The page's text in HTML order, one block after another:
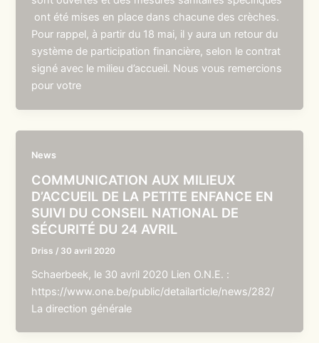
ont été mises en place dans chacune des crèches.
Pour rappel, à partir du 18 mai, il y aura un retour du
système de participation financière, selon le contrat
signé avec le milieu d’accueil. Nous vous remercions
pour votre
News
COMMUNICATION AUX MILIEUX
D’ACCUEIL DE LA PETITE ENFANCE EN
SUIVI DU CONSEIL NATIONAL DE
SÉCURITÉ DU 24 AVRIL
Driss / 30 avril 2020
Schaerbeek, le 30 avril 2020 Lien O.N.E. :
https://www.one.be/public/detailarticle/news/282/
La direction générale